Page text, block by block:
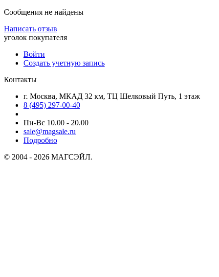
Сообщения не найдены
Написать отзыв
уголок покупателя
Войти
Создать учетную запись
Контакты
г. Москва, МКАД 32 км, ТЦ Шелковый Путь, 1 этаж
8 (495) 297-00-40
Пн-Вс 10.00 - 20.00
sale@magsale.ru
Подробно
© 2004 - 2026 МАГСЭЙЛ.